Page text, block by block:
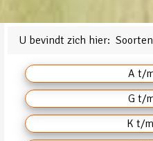
U bevindt zich hier:Soorten
A t/
G t/
K t/